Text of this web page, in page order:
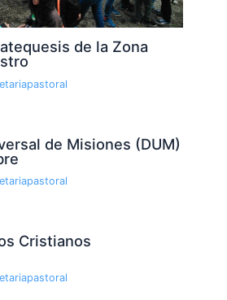
de la Zona
de Misiones (DUM)
Cristianos